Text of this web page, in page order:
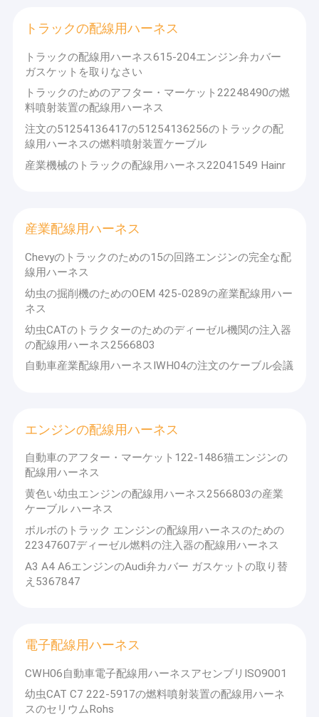
トラックの配線用ハーネス
トラックの配線用ハーネス615-204エンジン弁カバー
ガスケットを取りなさい
トラックのためのアフター・マーケット22248490の燃
料噴射装置の配線用ハーネス
注文の51254136417の51254136256のトラックの配
線用ハーネスの燃料噴射装置ケーブル
産業機械のトラックの配線用ハーネス22041549 Hainr
産業配線用ハーネス
Chevyのトラックのための15の回路エンジンの完全な配
線用ハーネス
幼虫の掘削機のためのOEM 425-0289の産業配線用ハー
ネス
幼虫CATのトラクターのためのディーゼル機関の注入器
の配線用ハーネス2566803
自動車産業配線用ハーネスIWH04の注文のケーブル会議
エンジンの配線用ハーネス
自動車のアフター・マーケット122-1486猫エンジンの
配線用ハーネス
黄色い幼虫エンジンの配線用ハーネス2566803の産業
ケーブル ハーネス
ボルボのトラック エンジンの配線用ハーネスのための
22347607ディーゼル燃料の注入器の配線用ハーネス
A3 A4 A6エンジンのAudi弁カバー ガスケットの取り替
え5367847
電子配線用ハーネス
CWH06自動車電子配線用ハーネスアセンブリISO9001
幼虫CAT C7 222-5917の燃料噴射装置の配線用ハーネ
スのセリウムRohs